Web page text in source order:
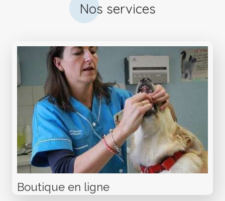
Nos services
Boutique en ligne